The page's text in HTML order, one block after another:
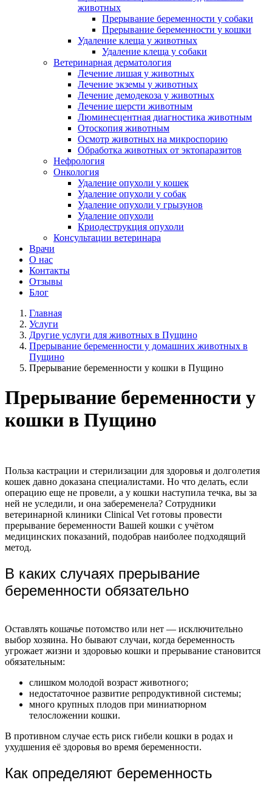
животных
Прерывание беременности у собаки
Прерывание беременности у кошки
Удаление клеща у животных
Удаление клеща у собаки
Ветеринарная дерматология
Лечение лишая у животных
Лечение экземы у животных
Лечение демодекоза у животных
Лечение шерсти животным
Люминесцентная диагностика животным
Отоскопия животным
Осмотр животных на микроспорию
Обработка животных от эктопаразитов
Нефрология
Онкология
Удаление опухоли у кошек
Удаление опухоли у собак
Удаление опухоли у грызунов
Удаление опухоли
Криодеструкция опухоли
Консультации ветеринара
Врачи
О нас
Контакты
Отзывы
Блог
Главная
Услуги
Другие услуги для животных в Пущино
Прерывание беременности у домашних животных в
Пущино
Прерывание беременности у кошки в Пущино
Прерывание беременности у
кошки в Пущино
Польза кастрации и стерилизации для здоровья и долголетия
кошек давно доказана специалистами. Но что делать, если
операцию еще не провели, а у кошки наступила течка, вы за
ней не уследили, и она забеременела? Сотрудники
ветеринарной клиники Clinical Vet готовы провести
прерывание беременности Вашей кошки с учётом
медицинских показаний, подобрав наиболее подходящий
метод.
В каких случаях прерывание
беременности обязательно
Оставлять кошачье потомство или нет — исключительно
выбор хозяина. Но бывают случаи, когда беременность
угрожает жизни и здоровью кошки и прерывание становится
обязательным:
слишком молодой возраст животного;
недостаточное развитие репродуктивной системы;
много крупных плодов при миниатюрном
телосложении кошки.
В противном случае есть риск гибели кошки в родах и
ухудшения её здоровья во время беременности.
Как определяют беременность